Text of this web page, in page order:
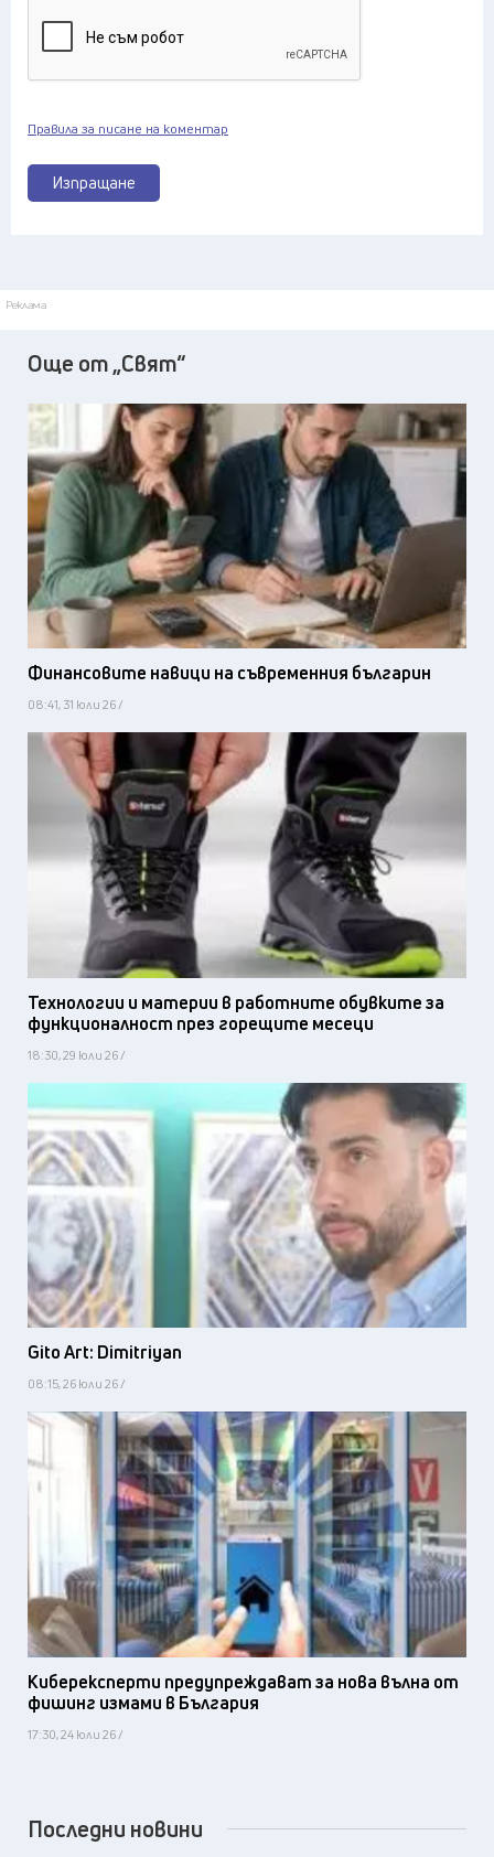
Изпращане
Правила за писане на коментар
Реклама
Още от „Свят“
Финансовите навици на съвременния българин
08:41, 31 юли 26 /
Технологии и материи в работните обувките за
функционалност през горещите месеци
18:30, 29 юли 26 /
Gito Art: Dimitriyan
08:15, 26 юли 26 /
Киберексперти предупреждават за нова вълна от
фишинг измами в България
17:30, 24 юли 26 /
Последни новини